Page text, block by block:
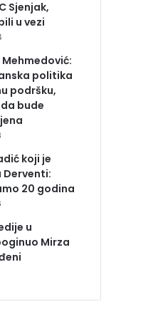
Sjenjak,
u vezi
politika
podršku,
bude
koji je
Derventi:
20 godina
u
Mirza